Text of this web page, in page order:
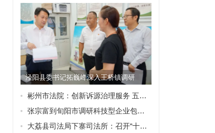
泾阳县委书记拓巍峰深入王桥镇调研
彬州市法院：创新诉源治理服务 五年欠薪一朝兑现
张宗富到旬阳市调研科技型企业包抓情况
大荔县司法局下寨司法所：召开“十四运”期间矛盾纠纷排查化解工作推进会